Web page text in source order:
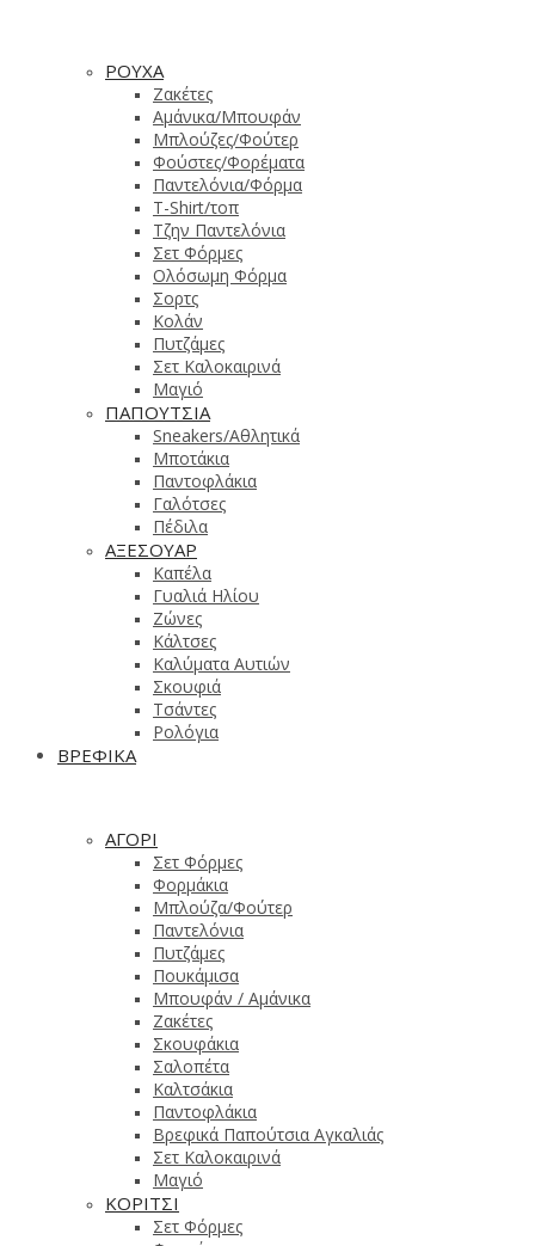
ΡΟΥΧΑ
Ζακέτες
Αμάνικα/Μπουφάν
Μπλούζες/Φούτερ
Φούστες/Φορέματα
Παντελόνια/Φόρμα
T-Shirt/τοπ
Τζην Παντελόνια
Σετ Φόρμες
Ολόσωμη Φόρμα
Σορτς
Κολάν
Πυτζάμες
Σετ Καλοκαιρινά
Μαγιό
ΠΑΠΟΥΤΣΙΑ
Sneakers/Αθλητικά
Μποτάκια
Παντοφλάκια
Γαλότσες
Πέδιλα
ΑΞΕΣΟΥΑΡ
Καπέλα
Γυαλιά Ηλίου
Ζώνες
Κάλτσες
Καλύματα Αυτιών
Σκουφιά
Τσάντες
Ρολόγια
ΒΡΕΦΙΚΑ
ΑΓΟΡΙ
Σετ Φόρμες
Φορμάκια
Μπλούζα/Φούτερ
Παντελόνια
Πυτζάμες
Πουκάμισα
Μπουφάν / Αμάνικα
Ζακέτες
Σκουφάκια
Σαλοπέτα
Καλτσάκια
Παντοφλάκια
Βρεφικά Παπούτσια Αγκαλιάς
Σετ Καλοκαιρινά
Μαγιό
ΚΟΡΙΤΣΙ
Σετ Φόρμες